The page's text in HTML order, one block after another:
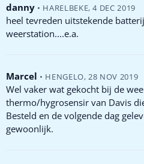
danny • HARELBEKE, 4 DEC 2019
heel tevreden uitstekende
weerstation....e.a.
Marcel • HENGELO, 28 NOV 2019
Wel vaker wat gekocht bij de
thermo/hygrosensir van Davis
Besteld en de volgende dag
gewoonlijk.